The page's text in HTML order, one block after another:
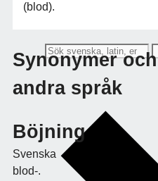
(blod).
Synonymer och
andra språk
Böjning
Svenska
blod-.